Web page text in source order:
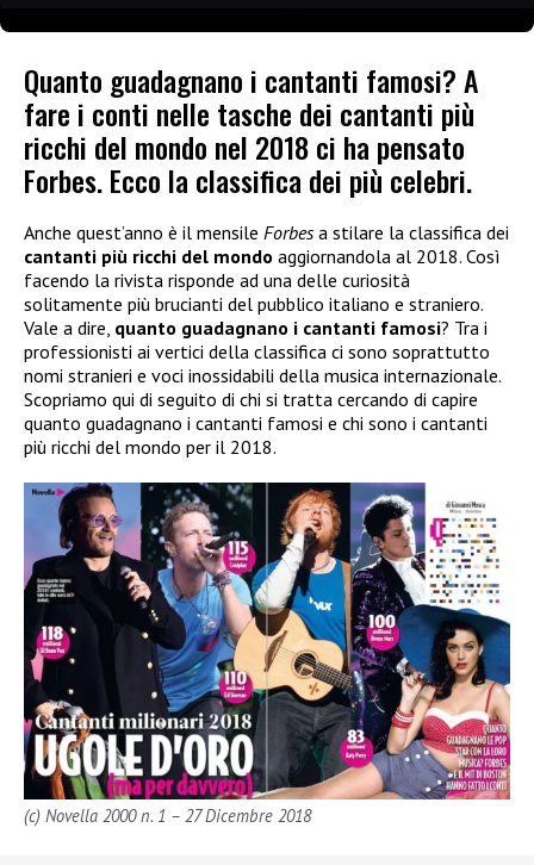
Quanto guadagnano i cantanti famosi? A
fare i conti nelle tasche dei cantanti più
ricchi del mondo nel 2018 ci ha pensato
Forbes. Ecco la classifica dei più celebri.
Anche quest’anno è il mensile Forbesa stilare la classifica dei
cantanti più ricchi del mondo aggiornandola al 2018. Così
facendo la rivista risponde ad una delle curiosità
solitamente più brucianti del pubblico italiano e straniero.
Vale a dire, quanto guadagnano i cantanti famosi? Tra i
professionisti ai vertici della classifica ci sono soprattutto
nomi stranieri e voci inossidabili della musica internazionale.
Scopriamo qui di seguito di chi si tratta cercando di capire
quanto guadagnano i cantanti famosi e chi sono i cantanti
più ricchi del mondo per il 2018.
(c) Novella 2000 n. 1 – 27 Dicembre 2018